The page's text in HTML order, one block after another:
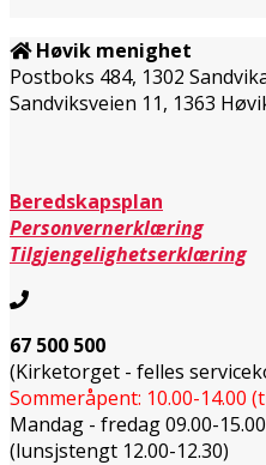
Høvik menighet
Postboks 484, 1302
Sandviksveien 11, 1363
Beredskapsplan
Personvernerklæring
Tilgjengelighetserklæring
67 500 500
(Kirketorget - felles
Sommeråpent: 10.00-14.00
Mandag - fredag 09.00-15.00
(lunsjstengt 12.00-12.30)